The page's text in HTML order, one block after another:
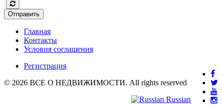
Отправить
Главная
Контакты
Условия соглашения
Регистрация
© 2026 ВСЕ О НЕДВИЖИМОСТИ. All rights reserved
Russian